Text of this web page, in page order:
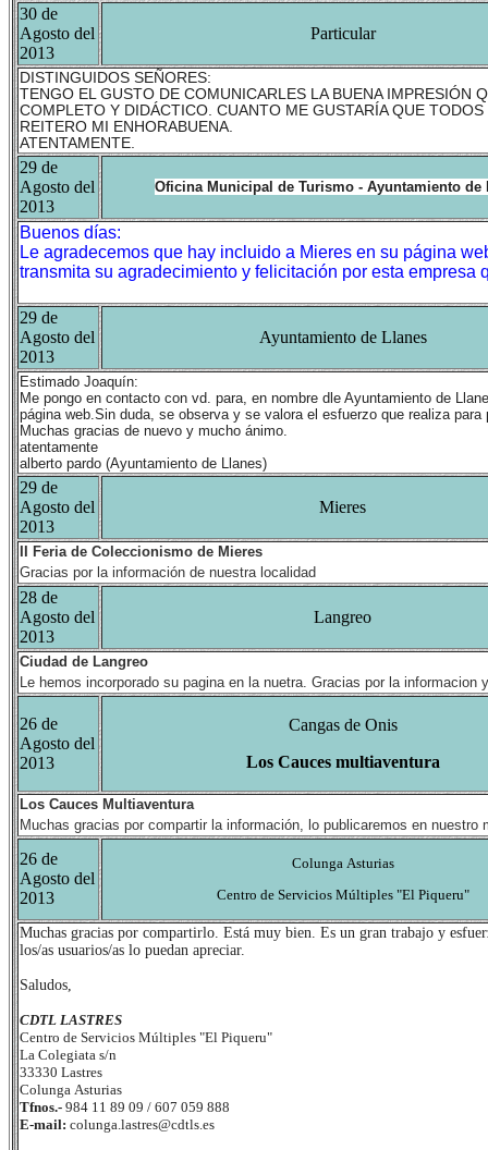
30 de
Agosto del
2013
Particular
DISTINGUIDOS SEÑORES:
TENGO EL GUSTO DE COMUNICARLES LA BUENA IMPRESIÓN
COMPLETO Y DIDÁCTICO. CUANTO ME GUSTARÍA QUE
REITERO MI ENHORABUENA.
ATENTAMENTE.
29 de
Agosto del
2013
Oficina Municipal de Turismo - Ayuntamiento de
Buenos días:
Le agradecemos que hay incluido a Mieres en su página
transmita su agradecimiento y felicitación por esta
29 de
Agosto del
2013
Ayuntamiento de Llanes
Estimado Joaquín:
Me pongo en contacto con vd. para, en nombre dle Ayuntamiento de
página web.Sin duda, se observa y se valora el esfuerzo que realiza
Muchas gracias de nuevo y mucho ánimo.
atentamente
alberto pardo (Ayuntamiento de Llanes)
29 de
Agosto del
2013
Mieres
II Feria de Coleccionismo de Mieres
Gracias por la información de nuestra localidad
28 de
Agosto del
2013
Langreo
Ciudad de Langreo
Le hemos incorporado su pagina en la nuetra. Gracias por la informacion
26 de
Agosto del
2013
Cangas de Onis
Los Cauces multiaventura
Los Cauces Multiaventura
Muchas gracias por compartir la información, lo publicaremos en nuestro
26 de
Agosto del
2013
Colunga Asturias
Centro de Servicios Múltiples "El Piqueru"
Muchas gracias por compartirlo. Está muy bien. Es un gran trabajo y
los/as usuarios/as lo puedan apreciar.
Saludos,
CDTL LASTRES
Centro de Servicios Múltiples "El Piqueru"
La Colegiata s/n
33330 Lastres
Colunga Asturias
Tfnos.- 984 11 89 09 / 607 059 888
E-mail: colunga.lastres@cdtls.es